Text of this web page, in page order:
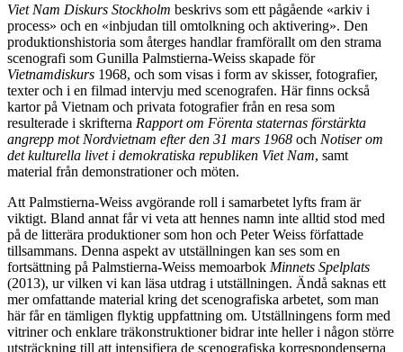
Viet Nam Diskurs Stockholm beskrivs som ett pågående «arkiv i
process» och en «inbjudan till omtolkning och aktivering». Den
produktionshistoria som återges handlar framförallt om den strama
scenografi som Gunilla Palmstierna-Weiss skapade för
Vietnamdiskurs 1968, och som visas i form av skisser, fotografier,
texter och i en filmad intervju med scenografen. Här finns också
kartor på Vietnam och privata fotografier från en resa som
resulterade i skrifterna Rapport om Förenta staternas förstärkta
angrepp mot Nordvietnam efter den 31 mars 1968 och Notiser om
det kulturella livet i demokratiska republiken Viet Nam, samt
material från demonstrationer och möten.
Att Palmstierna-Weiss avgörande roll i samarbetet lyfts fram är
viktigt. Bland annat får vi veta att hennes namn inte alltid stod med
på de litterära produktioner som hon och Peter Weiss författade
tillsammans. Denna aspekt av utställningen kan ses som en
fortsättning på Palmstierna-Weiss memoarbok Minnets Spelplats
(2013), ur vilken vi kan läsa utdrag i utställningen. Ändå saknas ett
mer omfattande material kring det scenografiska arbetet, som man
här får en tämligen flyktig uppfattning om. Utställningens form med
vitriner och enklare träkonstruktioner bidrar inte heller i någon större
utsträckning till att intensifiera de scenografiska korrespondenserna